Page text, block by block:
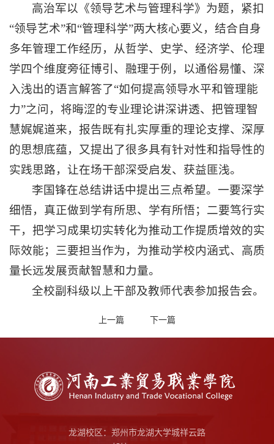
高治军以《领导艺术与管理科学》为题，紧扣
“领导艺术”和“管理科学”两大核心要义，结合自身
多年管理工作经历，从哲学、史学、经济学、伦理
学四个维度旁征博引、融理于例，以通俗易懂、深
入浅出的语言解答了“如何提高领导水平和管理能
力”之问，将晦涩的专业理论讲深讲透、把管理智
慧娓娓道来，报告既有扎实厚重的理论支撑、深厚
的思想底蕴，又提出了很多具有针对性和指导性的
实践思路，让在场干部深受启发、获益匪浅。
李国锋在总结讲话中提出三点希望。一要深学
细悟，真正做到学有所思、学有所悟；二要笃行实
干，把学习成果切实转化为推动工作提质增效的实
际效能；三要担当作为，为推动学校内涵式、高质
量长远发展贡献智慧和力量。
全校副科级以上干部及教师代表参加报告会。
上一篇 下一篇
龙湖校区：郑州市龙湖大学城祥云路